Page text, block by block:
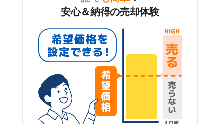
安心＆納得の売却体験